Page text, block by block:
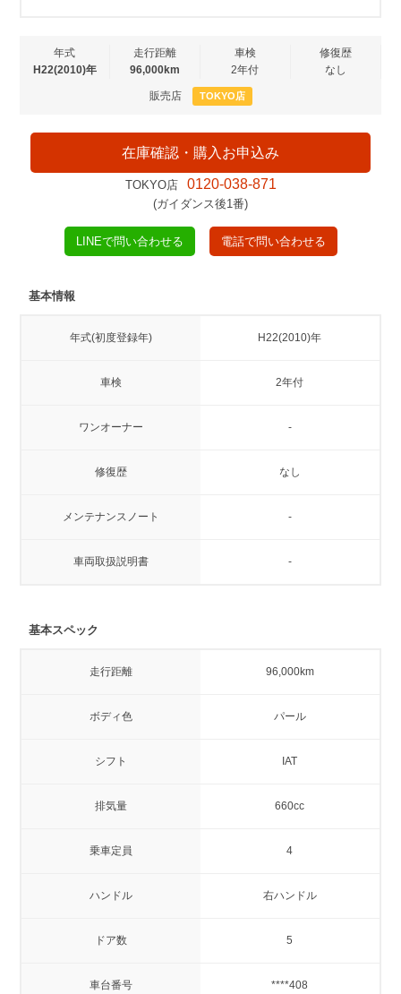
年式
H22(2010)年
走行距離
96,000km
車検
2年付
修復歴
なし
販売店 TOKYO店
在庫確認・購入お申込み
TOKYO店 0120-038-871
(ガイダンス後1番)
LINEで問い合わせる 電話で問い合わせる
基本情報
年式(初度登録年) H22(2010)年
車検 2年付
ワンオーナー -
修復歴 なし
メンテナンスノート -
車両取扱説明書 -
基本スペック
走行距離 96,000km
ボディ色 パール
シフト IAT
排気量 660cc
乗車定員 4
ハンドル 右ハンドル
ドア数 5
車台番号 ****408